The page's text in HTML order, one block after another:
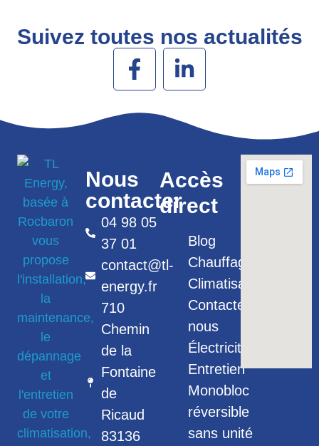
Suivez toutes nos actualités
Nous
contacter
04 98 05
37 01
contact@tl-
energy.fr
710
Chemin
de la
Fontaine
de
Ricaud
83136
Accès
direct
Blog
Chauffage
Climatisation
Contactez-
nous
Électricité
Entretien
Monobloc
réversible
sans unité